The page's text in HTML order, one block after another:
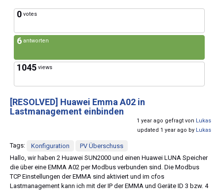
0 votes
6 antworten
1045 views
[RESOLVED] Huawei Emma A02 in
Lastmanagement einbinden
1 year ago gefragt von Lukas
updated 1 year ago by Lukas
Tags: Konfiguration
PV Überschuss
Hallo, wir haben 2 Huawei SUN2000 und einen Huawei LUNA Speicher
die über eine EMMA A02 per Modbus verbunden sind. Die Modbus
TCP Einstellungen der EMMA sind aktiviert und im cfos
Lastmanagement kann ich mit der IP der EMMA und Geräte ID 3 bzw. 4